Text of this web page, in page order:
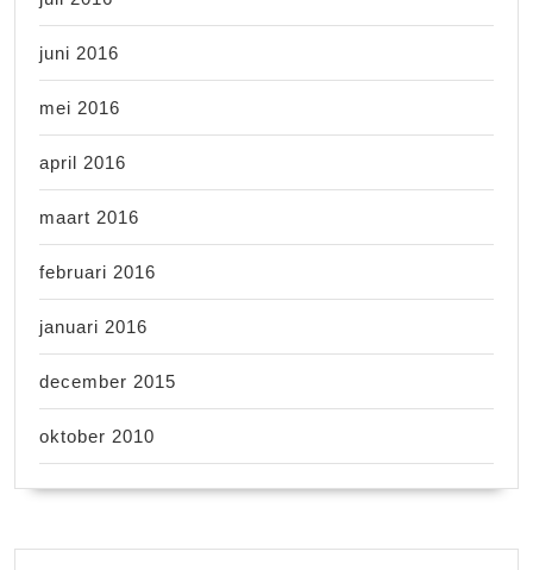
juni 2016
mei 2016
april 2016
maart 2016
februari 2016
januari 2016
december 2015
oktober 2010